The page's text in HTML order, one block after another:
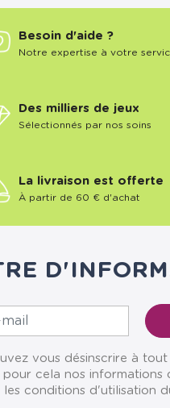
Besoin d'aide ?
Notre expertise à votre
Des milliers de jeux
Sélectionnés par nos soins
La livraison est offerte
À partir de 60 € d'achat
vous désinscrire à tout
cela nos informations
les conditions d'utilisation